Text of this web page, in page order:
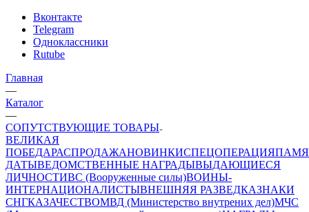
Вконтакте
Telegram
Одноклассники
Rutube
Главная
—
Каталог
—
СОПУТСТВУЮЩИЕ ТОВАРЫ
ВЕЛИКАЯ
ПОБЕДАРАСПРОДАЖАНОВИНКИСПЕЦОПЕРАЦИЯ
ДАТЫВЕДОМСТВЕННЫЕ НАГРАДЫВЫДАЮЩИЕСЯ
ЛИЧНОСТИВС (Вооруженные силы)ВОИНЫ-
ИНТЕРНАЦИОНАЛИСТЫВНЕШНЯЯ РАЗВЕДКАЗНАКИ
СНГКАЗАЧЕСТВОМВД (Министерство внутрених дел)МЧС